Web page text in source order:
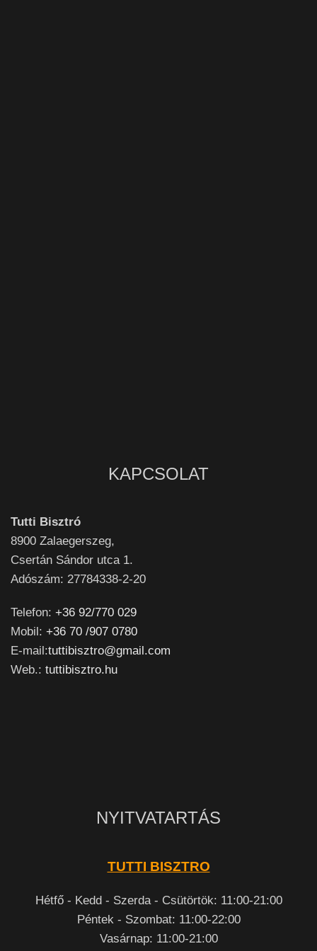
KAPCSOLAT
Tutti Bisztró
8900 Zalaegerszeg,
Csertán Sándor utca 1.
Adószám: 27784338-2-20
Telefon: +36 92/770 029
Mobil: +36 70 /907 0780
E-mail:tuttibisztro@gmail.com
Web.: tuttibisztro.hu
NYITVATARTÁS
TUTTI BISZTRO
Hétfő - Kedd - Szerda - Csütörtök: 11:00-21:00
Péntek - Szombat: 11:00-22:00
Vasárnap: 11:00-21:00